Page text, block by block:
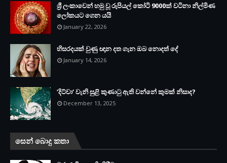
ශ්‍රී ලංකාවෙන් හමු වූ රුපියල් කෝටි 9000ක් වටිනා නිල්මිණ
ලෝකයට ගෙන යයි
January 22, 2026
හිසරදයක් වුණු ඥාන දත ගැන ඔබ නොදත් දේ
January 14, 2026
‘දිට්වා‘ වැනි සුළි කුණාටු ඇති වන්නේ කුමක් නිසාද?
December 13, 2025
සෙන් බොදු කතා